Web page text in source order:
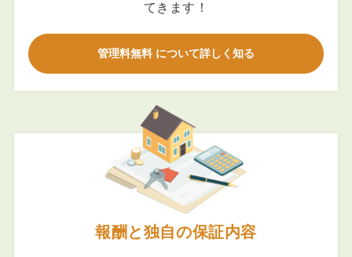
てきます！
管理料無料 について詳しく知る
報酬と独自の保証内容